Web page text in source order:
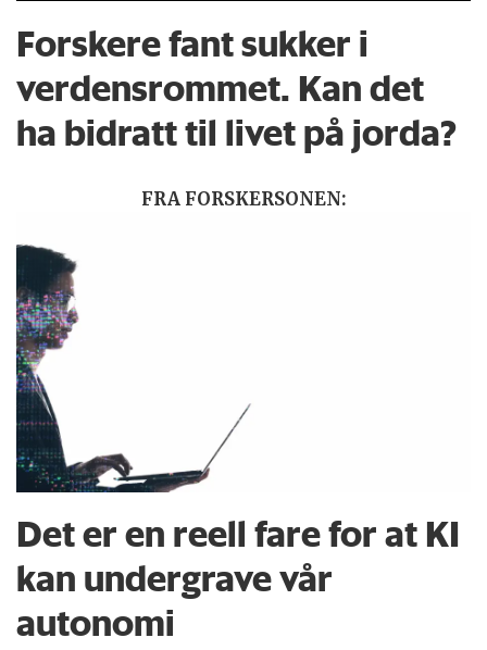
Forskere fant sukker i
verdensrommet. Kan det
ha bidratt til livet på jorda?
FRA FORSKERSONEN:
Det er en reell fare for at KI
kan undergrave vår
autonomi